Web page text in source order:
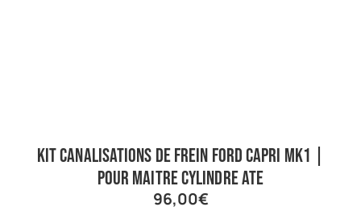
kit canalisations de frein Ford Capri Mk1 |
Pour maitre cylindre ATE
96,00€